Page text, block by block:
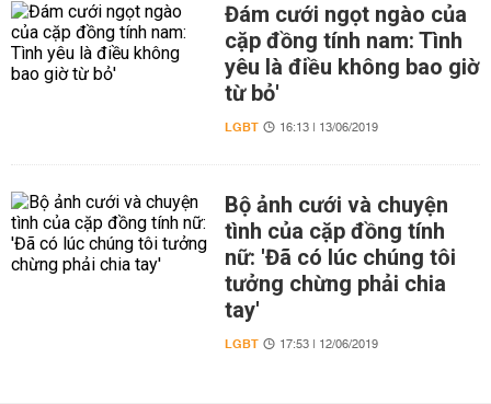
Đám cưới ngọt ngào của
cặp đồng tính nam: Tình
yêu là điều không bao giờ
từ bỏ'
LGBT 16:13 | 13/06/2019
Bộ ảnh cưới và chuyện
tình của cặp đồng tính
nữ: 'Đã có lúc chúng tôi
tưởng chừng phải chia
tay'
LGBT 17:53 | 12/06/2019